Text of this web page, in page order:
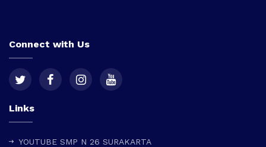
Connect with Us
Links
YOUTUBE SMP N 26 SURAKARTA